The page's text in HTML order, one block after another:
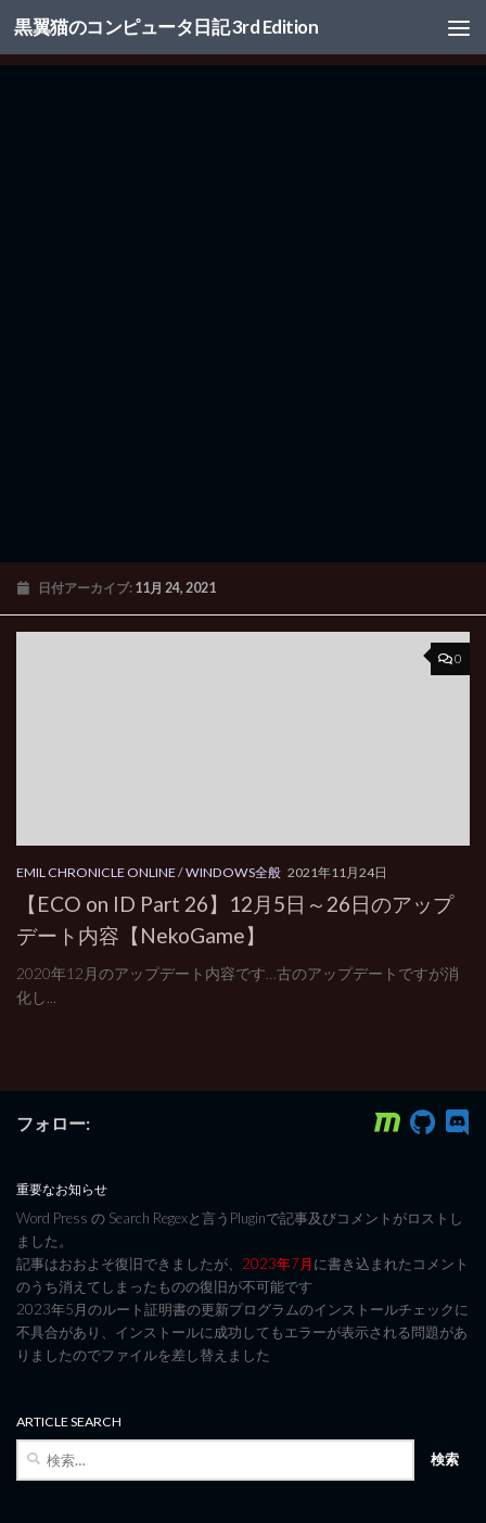
コンテンツへスキップ
黒翼猫のコンピュータ日記 3rd Edition
日付アーカイブ: 11月 24, 2021
0
EMIL CHRONICLE ONLINE/WINDOWS全般 2021年11月24日
【ECO on ID Part 26】12月5日～26日のアップ
デート内容【NekoGame】
2020年12月のアップデート内容です…古のアップデートですが消
化し...
フォロー:
重要なお知らせ
Word Press の Search Regexと言うPluginで記事及びコメントがロストし
ました。
記事はおおよそ復旧できましたが、 2023年7月に書き込まれたコメント
のうち消えてしまったものの復旧が不可能です
2023年5月のルート証明書の更新プログラムのインストールチェックに
不具合があり、インストールに成功してもエラーが表示される問題があ
りましたのでファイルを差し替えました
ARTICLE SEARCH